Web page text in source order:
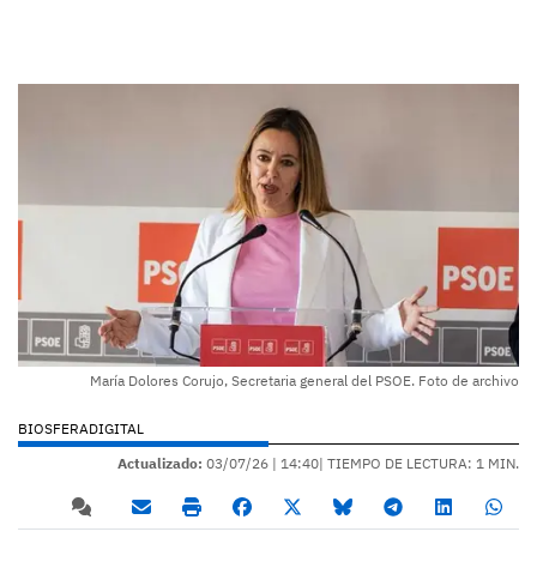
María Dolores Corujo, Secretaria general del PSOE. Foto de archivo
BIOSFERADIGITAL
Actualizado: 03/07/26 | 14:40| TIEMPO DE LECTURA: 1 MIN.